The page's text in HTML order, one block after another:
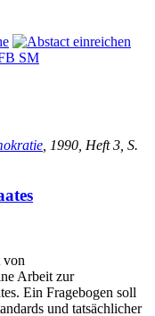
, 1990, Heft 3, S.
von
Arbeit zur
Ein Fragebogen soll
und tatsächlicher